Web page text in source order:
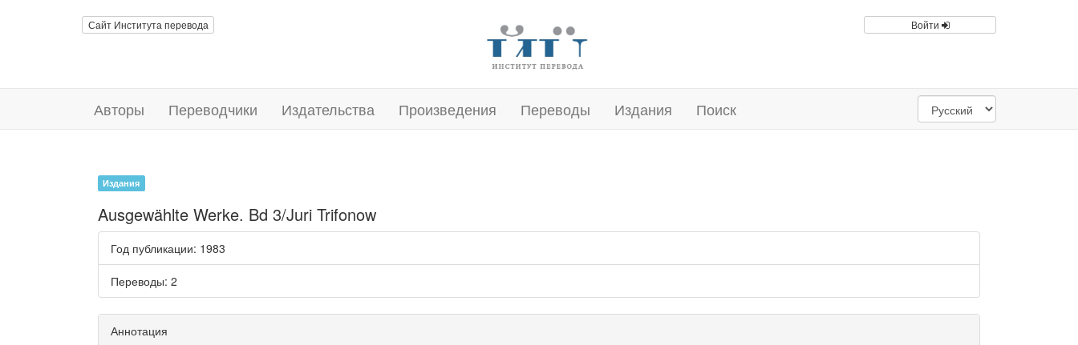
Сайт Института перевода Войти
Авторы Переводчики Издательства Произведения Переводы Издания Поиск
Издания
Ausgewählte Werke. Bd 3/Juri Trifonow
Год публикации: 1983
Переводы: 2
Аннотация